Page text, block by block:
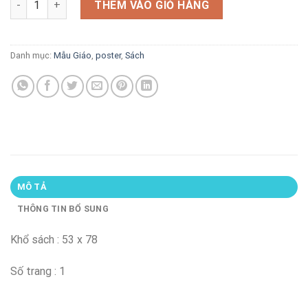
là:
12.000 VND.
tại
là:
8.400 VND.
THÊM VÀO GIỎ HÀNG
Danh mục: Mẫu Giáo poster, Sách
MÔ TẢ
THÔNG TIN BỔ SUNG
Khổ sách : 53 x 78
Số trang : 1